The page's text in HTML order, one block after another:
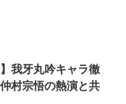
我牙丸吟キャラ徹
村宗悟の熱演と共